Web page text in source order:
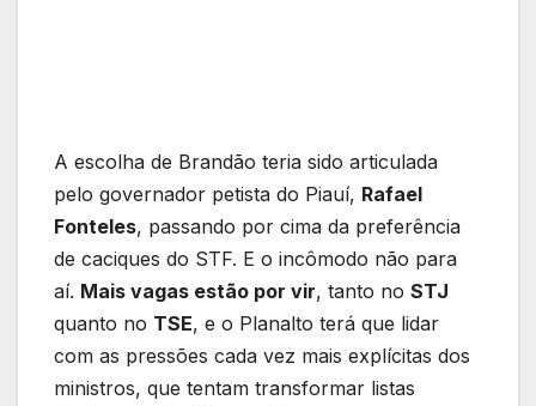
A escolha de Brandão teria sido articulada
pelo governador petista do Piauí, Rafael
Fonteles, passando por cima da preferência
de caciques do STF. E o incômodo não para
aí. Mais vagas estão por vir, tanto no STJ
quanto no TSE, e o Planalto terá que lidar
com as pressões cada vez mais explícitas dos
ministros, que tentam transformar listas